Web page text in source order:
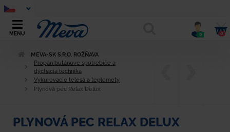
MENU 0 0
MEVA-SK S.R.O. ROŽŇAVA
Propán butánove spotrebiče a
dýchacia technika
Vykurovacie telesá a teplomety
Plynová pec Relax Delux
PLYNOVÁ PEC RELAX DELUX